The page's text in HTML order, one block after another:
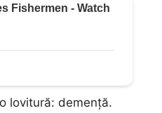
lovitură: demență.